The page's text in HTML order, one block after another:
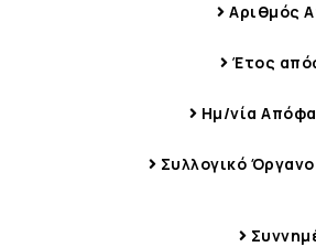
Αριθμός
Έτος
Ημ/νία
Συλλογικό